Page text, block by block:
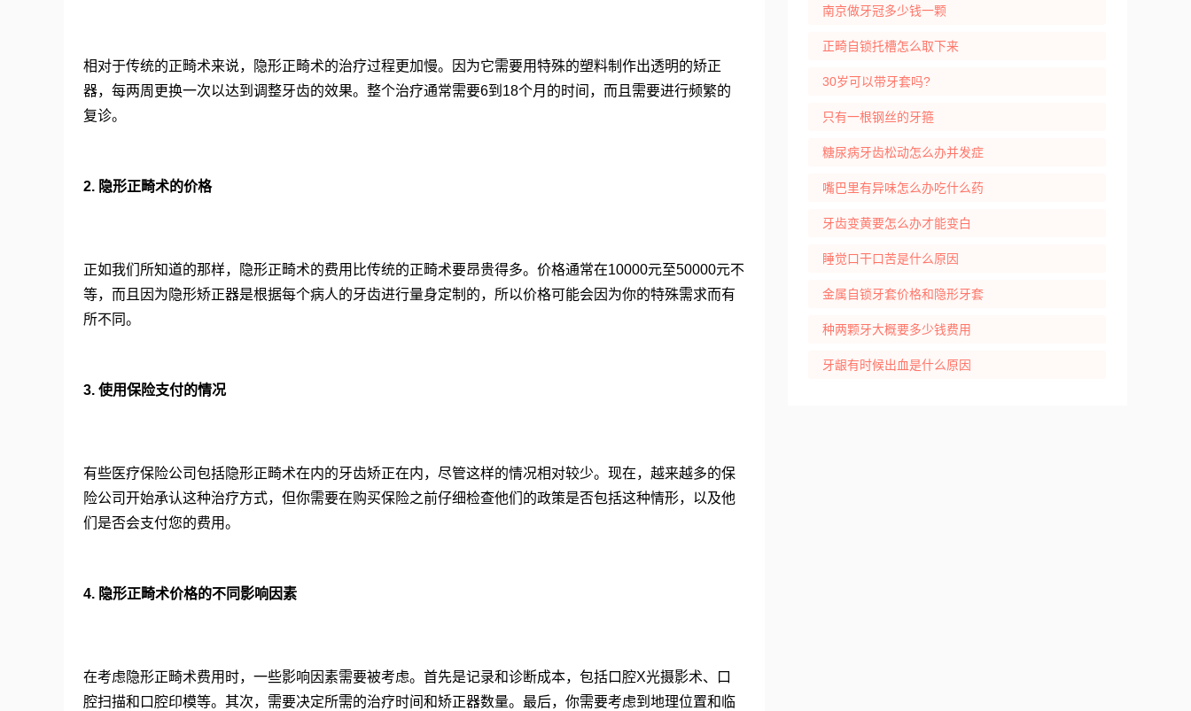
相对于传统的正畸术来说，隐形正畸术的治疗过程更加慢。因为它需要用特殊的塑料制作出透明的矫正
器，每两周更换一次以达到调整牙齿的效果。整个治疗通常需要6到18个月的时间，而且需要进行频繁的
复诊。
2. 隐形正畸术的价格
正如我们所知道的那样，隐形正畸术的费用比传统的正畸术要昂贵得多。价格通常在10000元至50000元不
等，而且因为隐形矫正器是根据每个病人的牙齿进行量身定制的，所以价格可能会因为你的特殊需求而有
所不同。
3. 使用保险支付的情况
有些医疗保险公司包括隐形正畸术在内的牙齿矫正在内，尽管这样的情况相对较少。现在，越来越多的保
险公司开始承认这种治疗方式，但你需要在购买保险之前仔细检查他们的政策是否包括这种情形，以及他
们是否会支付您的费用。
4. 隐形正畸术价格的不同影响因素
在考虑隐形正畸术费用时，一些影响因素需要被考虑。首先是记录和诊断成本，包括口腔X光摄影术、口
腔扫描和口腔印模等。其次，需要决定所需的治疗时间和矫正器数量。最后，你需要考虑到地理位置和临
南京做牙冠多少钱一颗
正畸自锁托槽怎么取下来
30岁可以带牙套吗?
只有一根钢丝的牙箍
糖尿病牙齿松动怎么办并发症
嘴巴里有异味怎么办吃什么药
牙齿变黄要怎么办才能变白
睡觉口干口苦是什么原因
金属自锁牙套价格和隐形牙套
种两颗牙大概要多少钱费用
牙龈有时候出血是什么原因